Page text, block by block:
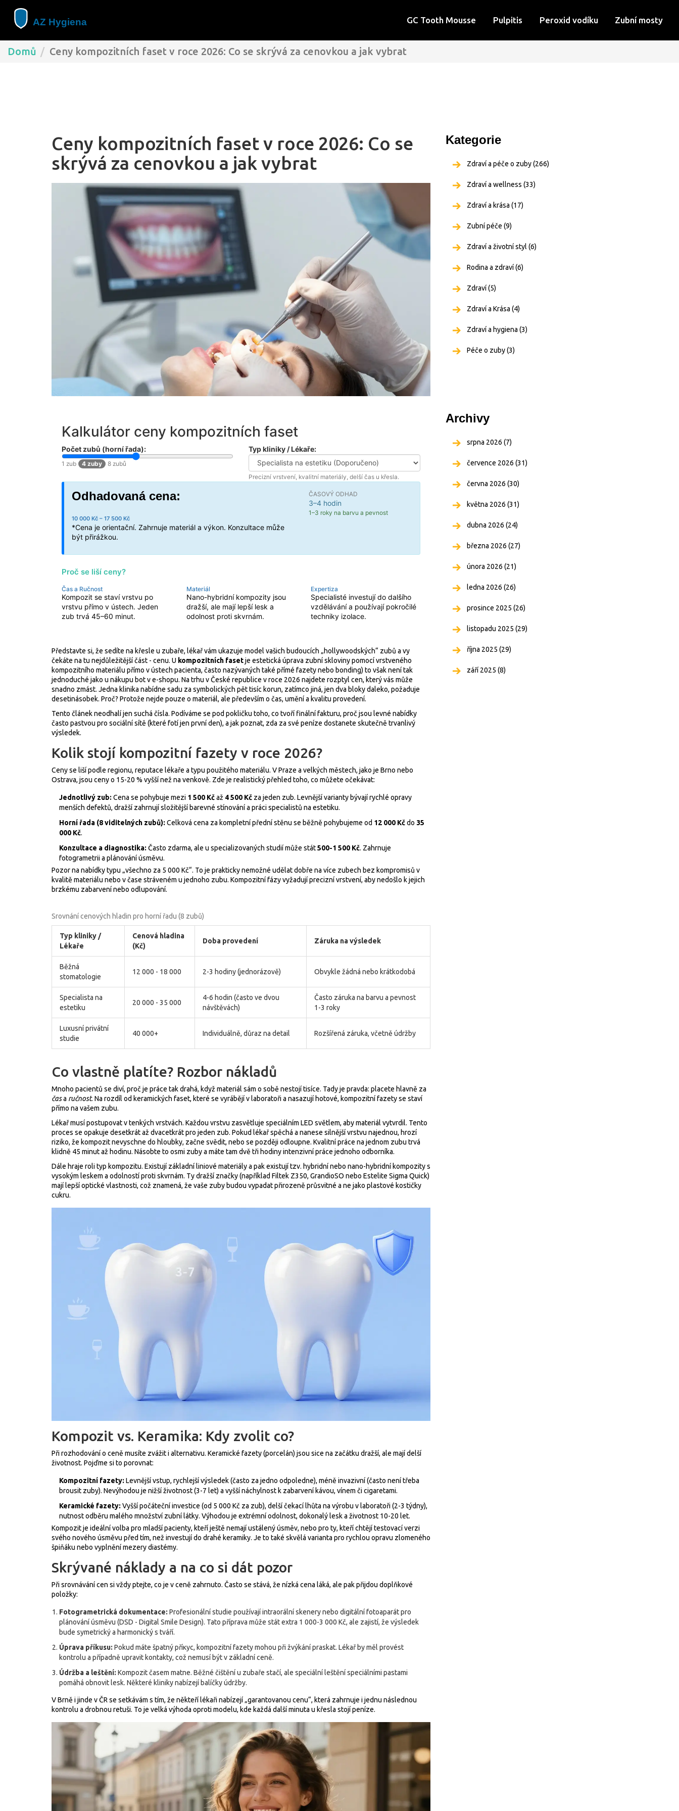
GC Tooth Mousse Pulpitis Peroxid vodíku Zubní mosty
Domů Ceny kompozitních faset v roce 2026: Co se skrývá za cenovkou a jak vybrat
Ceny kompozitních faset v roce 2026: Co se
skrývá za cenovkou a jak vybrat
Kalkulátor ceny kompozitních faset
Počet zubů (horní řada):
1 zub 4 zuby 8 zubů
Typ kliniky / Lékaře:
Precizní vrstvení, kvalitní materiály, delší čas u křesla.
Odhadovaná cena:
10 000 Kč – 17 500 Kč
*Cena je orientační. Zahrnuje materiál a výkon. Konzultace může
být přirážkou.
ČASOVÝ ODHAD
3–4 hodin
1–3 roky na barvu a pevnost
Proč se liší ceny?
Čas a Ručnost
Kompozit se staví vrstvu po
vrstvu přímo v ústech. Jeden
zub trvá 45–60 minut.
Materiál
Nano-hybridní kompozity jsou
dražší, ale mají lepší lesk a
odolnost proti skvrnám.
Expertiza
Specialisté investují do dalšího
vzdělávání a používají pokročilé
techniky izolace.
Představte si, že sedíte na křesle u zubaře, lékař vám ukazuje model vašich budoucích „hollywoodských“ zubů a vy
čekáte na tu nejdůležitější část - cenu. U kompozitních fasetje estetická úprava zubní skloviny pomocí vrstveného
kompozitního materiálu přímo v ústech pacienta, často nazývaných také přímé fazety nebo bonding) to však není tak
jednoduché jako u nákupu bot v e-shopu. Na trhu v České republice v roce 2026 najdete rozptyl cen, který vás může
snadno zmást. Jedna klinika nabídne sadu za symbolických pět tisíc korun, zatímco jiná, jen dva bloky daleko, požaduje
desetinásobek. Proč? Protože nejde pouze o materiál, ale především o čas, umění a kvalitu provedení.
Tento článek neodhalí jen suchá čísla. Podíváme se pod pokličku toho, co tvoří finální fakturu, proč jsou levné nabídky
často pastvou pro sociální sítě (které fotí jen první den), a jak poznat, zda za své peníze dostanete skutečně trvanlivý
výsledek.
Kolik stojí kompozitní fazety v roce 2026?
Ceny se liší podle regionu, reputace lékaře a typu použitého materiálu. V Praze a velkých městech, jako je Brno nebo
Ostrava, jsou ceny o 15-20 % vyšší než na venkově. Zde je realistický přehled toho, co můžete očekávat:
Jednotlivý zub: Cena se pohybuje mezi 1 500 Kčaž 4 500 Kč za jeden zub. Levnější varianty bývají rychlé opravy
menších defektů, dražší zahrnují složitější barevné stínování a práci specialistů na estetiku.
Horní řada (8 viditelných zubů): Celková cena za kompletní přední stěnu se běžně pohybujeme od 12 000 Kčdo 35
000 Kč.
Konzultace a diagnostika: Často zdarma, ale u specializovaných studií může stát500-1 500 Kč. Zahrnuje
fotogrametrii a plánování úsměvu.
Pozor na nabídky typu „všechno za 5 000 Kč“. To je prakticky nemožné udělat dobře na více zubech bez kompromisů v
kvalitě materiálu nebo v čase stráveném u jednoho zubu. Kompozitní fázy vyžadují precizní vrstvení, aby nedošlo k jejich
brzkému zabarvení nebo odlupování.
Srovnání cenových hladin pro horní řadu (8 zubů)
Typ kliniky /
Lékaře
Cenová hladina
(Kč)
Doba provedení Záruka na výsledek
Běžná
stomatologie
12 000 - 18 000 2-3 hodiny (jednorázově) Obvykle žádná nebo krátkodobá
Specialista na
estetiku
20 000 - 35 000
4-6 hodin (často ve dvou
návštěvách)
Často záruka na barvu a pevnost
1-3 roky
Luxusní privátní
studie
40 000+ Individuálně, důraz na detail Rozšířená záruka, včetně údržby
Co vlastně platíte? Rozbor nákladů
Mnoho pacientů se diví, proč je práce tak drahá, když materiál sám o sobě nestojí tisíce. Tady je pravda: placete hlavně za
časa ručnost. Na rozdíl od keramických faset, které se vyrábějí v laboratoři a nasazují hotové, kompozitní fazety se staví
přímo na vašem zubu.
Lékař musí postupovat v tenkých vrstvách. Každou vrstvu zasvětluje speciálním LED světlem, aby materiál vytvrdil. Tento
proces se opakuje desetkrát až dvacetkrát pro jeden zub. Pokud lékař spěchá a nanese silnější vrstvu najednou, hrozí
riziko, že kompozit nevyschne do hloubky, začne svědit, nebo se později odloupne. Kvalitní práce na jednom zubu trvá
klidně 45 minut až hodinu. Násobte to osmi zuby a máte tam dvě tři hodiny intenzivní práce jednoho odborníka.
Dále hraje roli typ kompozitu. Existují základní liniové materiály a pak existují tzv. hybridní nebo nano-hybridní kompozity s
vysokým leskem a odolností proti skvrnám. Ty dražší značky (například Filtek Z350, GrandioSO nebo Estelite Sigma Quick)
mají lepší optické vlastnosti, což znamená, že vaše zuby budou vypadat přirozeně průsvitné a ne jako plastové kostičky
cukru.
Kompozit vs. Keramika: Kdy zvolit co?
Při rozhodování o ceně musíte zvážit i alternativu. Keramické fazety (porcelán) jsou sice na začátku dražší, ale mají delší
životnost. Pojďme si to porovnat:
Kompozitní fazety: Levnější vstup, rychlejší výsledek (často za jedno odpoledne), méně invazivní (často není třeba
brousit zuby). Nevýhodou je nižší životnost (3-7 let) a vyšší náchylnost k zabarvení kávou, vínem či cigaretami.
Keramické fazety: Vyšší počáteční investice (od 5 000 Kč za zub), delší čekací lhůta na výrobu v laboratoři (2-3 týdny),
nutnost odběru malého množství zubní látky. Výhodou je extrémní odolnost, dokonalý lesk a životnost 10-20 let.
Kompozit je ideální volba pro mladší pacienty, kteří ještě nemají ustálený úsměv, nebo pro ty, kteří chtějí testovací verzi
svého nového úsměvu před tím, než investují do drahé keramiky. Je to také skvělá varianta pro rychlou opravu zlomeného
špiňáku nebo vyplnění mezery diastémy.
Skrývané náklady a na co si dát pozor
Při srovnávání cen si vždy ptejte, co je v ceně zahrnuto. Často se stává, že nízká cena láká, ale pak přijdou doplňkové
položky:
Fotogrametrická dokumentace: Profesionální studie používají intraorální skenery nebo digitální fotoaparát pro
plánování úsměvu (DSD - Digital Smile Design). Tato příprava může stát extra 1 000-3 000 Kč, ale zajistí, že výsledek
bude symetrický a harmonický s tváří.
Úprava příkusu: Pokud máte špatný příкус, kompozitní fazety mohou při žvýkání praskat. Lékař by měl provést
kontrolu a případně upravit kontakty, což nemusí být v základní ceně.
Údržba a leštění: Kompozit časem matne. Běžné čištění u zubaře stačí, ale speciální leštění speciálními pastami
pomáhá obnovit lesk. Některé kliniky nabízejí balíčky údržby.
V Brně i jinde v ČR se setkávám s tím, že někteří lékaři nabízejí „garantovanou cenu“, která zahrnuje i jednu následnou
kontrolu a drobnou retuši. To je velká výhoda oproti modelu, kde každá další minuta u křesla stojí peníze.
Kategorie
Zdraví a péče o zuby(266)
Zdraví a wellness (33)
Zdraví a krása (17)
Zubní péče (9)
Zdraví a životní styl (6)
Rodina a zdraví(6)
Zdraví(5)
Zdraví a Krása (4)
Zdraví a hygiena (3)
Péče o zuby(3)
Archivy
srpna 2026 (7)
července 2026 (31)
června 2026 (30)
května 2026 (31)
dubna 2026 (24)
března 2026 (27)
února 2026 (21)
ledna 2026 (26)
prosince 2025 (26)
listopadu 2025 (29)
října 2025 (29)
září 2025 (8)